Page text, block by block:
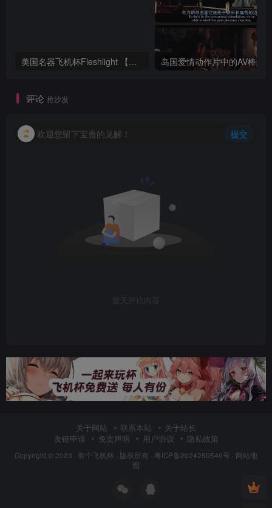
美国名器飞机杯Fleshlight 【Quickshot-Vantage 双头飞机杯】完全评测
评论 抢沙发
欢迎您留下宝贵的见解！ 提交
暂无评论内容
关于网站 联系本站
关于站长
友链申请
免责声明 用户协议 隐私政策
Copyright © 2023 · 有个飞机杯 · 版权所有 · 粤ICP备2024250540号 · 网站地
图